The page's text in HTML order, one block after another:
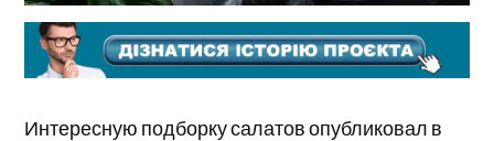
Интересную подборку салатов опубликовал в